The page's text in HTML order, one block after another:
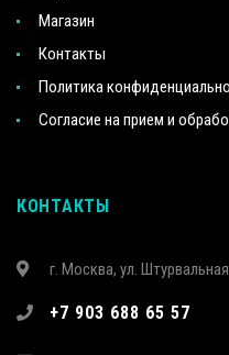
Магазин
Контакты
Политика
Согласие на прием и
КОНТАКТЫ
г. Москва, ул.
+7 903 688 65 57